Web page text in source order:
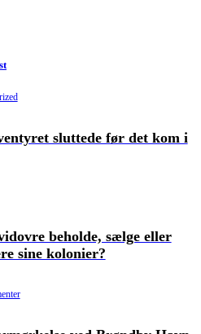
sluttede før det kom i
beholde, sælge eller
sine kolonier?